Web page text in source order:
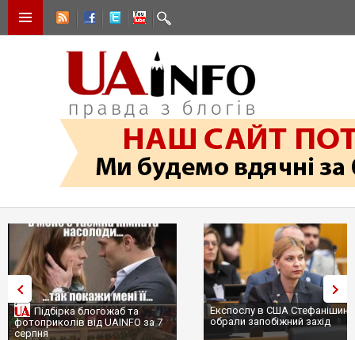
Підбірка блогожаб та
фотоприколів від UAINFO за 7
серпня
Експослу в США
обрали запобіжний захід